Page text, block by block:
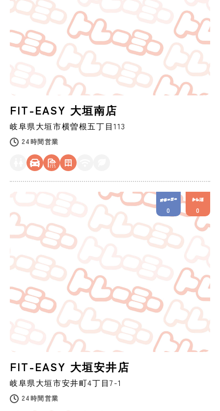
FIT-EASY 大垣南店
岐阜県大垣市横曽根五丁目113
24時間営業
FIT-EASY 大垣安井店
岐阜県大垣市安井町4丁目7-1
24時間営業
0 0